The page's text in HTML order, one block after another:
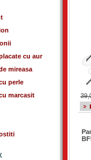
cu aur
mireasa
perle
marcasit